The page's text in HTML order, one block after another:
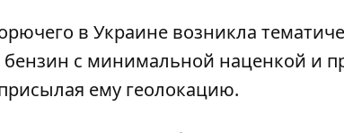
в Украине возникла
с минимальной наценкой и
ему геолокацию.